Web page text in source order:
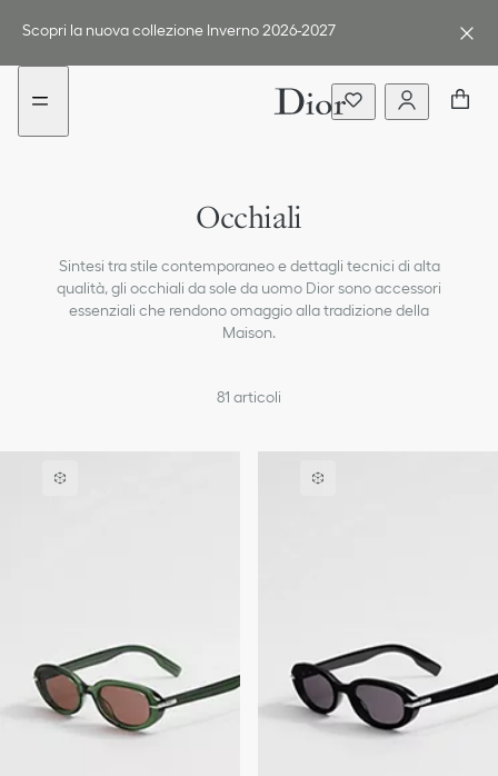
Scopri la nuova collezione Inverno 2026-2027
Occhiali
Sintesi tra stile contemporaneo e dettagli tecnici di alta
qualità, gli occhiali da sole da uomo Dior sono accessori
essenziali che rendono omaggio alla tradizione della
Maison.
Cravatte e fazzoletti da taschino
Sciarpe
Tutti gli accessori
81 articoli